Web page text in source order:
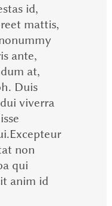
id,
mattis,
ante,
at,
Duis
viverra
non
qui
anim id